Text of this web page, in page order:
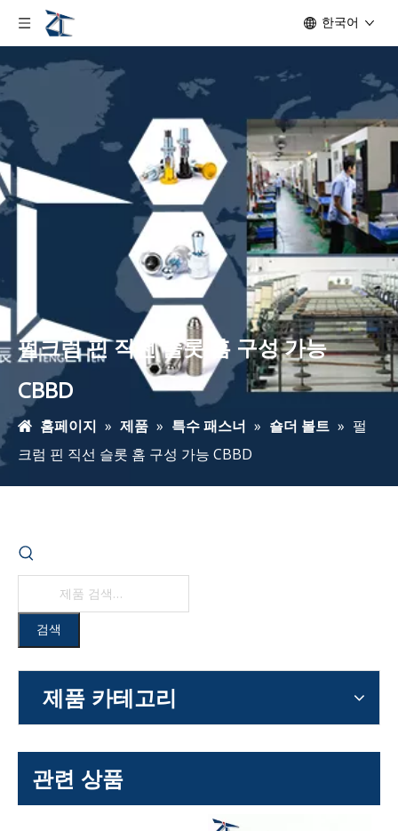
한국어
펄크럼 핀 직선 슬롯 홈 구성 가능
CBBD
홈페이지 » 제품 » 특수 패스너 » 숄더 볼트 » 펄
크럼 핀 직선 슬롯 홈 구성 가능 CBBD
검색
제품 카테고리
관련 상품